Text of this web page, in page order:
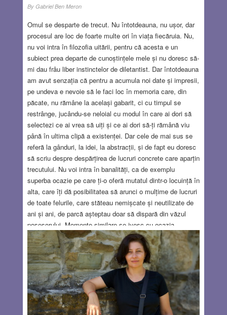
By Gabriel Ben Meron
Omul se desparte de trecut. Nu întotdeauna, nu ușor, dar
procesul are loc de foarte multe ori în viața fiecăruia. Nu,
nu voi intra în filozofia uitării, pentru că acesta e un
subiect prea departe de cunoștințele mele și nu doresc să-
mi dau frâu liber instinctelor de diletantist. Dar întotdeauna
am avut senzația că pentru a acumula noi date și impresii,
pe undeva e nevoie să le faci loc în memoria care, din
păcate, nu rămâne la același gabarit, ci cu timpul se
restrânge, jucându-se neloial cu modul în care ai dori să
selectezi ce ai vrea să uiți și ce ai dori să-ți rămână viu
până în ultima clipă a existenței. Dar cele de mai sus se
referă la gânduri, la idei, la abstracții, și de fapt eu doresc
să scriu despre despărțirea de lucruri concrete care aparțin
trecutului. Nu voi intra în banalități, ca de exemplu
superba ocazie pe care ți-o oferă mutatul dintr-o locuință în
alta, care îți dă posibilitatea să arunci o mulțime de lucruri
de toate felurile, care stăteau nemișcate și neutilizate de
ani și ani, de parcă așteptau doar să dispară din văzul
posesorului. Momente similare se ivesc cu ocazia
diverselor sărbători, un prilej de a face ordine printre
nenumărate obiecte de care uitaseși și care și-au dovedit
de mult completa inutilitate. Eu însă doresc să
împărtășesc cititorului gânduri și senzații legate de
procesul despărțirii de cuvântul scris.
Read more…
DEC 24, 2020 15 COMMENTS